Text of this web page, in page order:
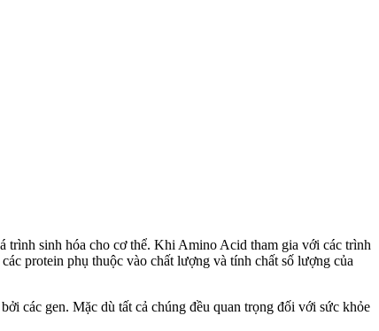
trình sinh hóa cho cơ thể. Khi Amino Acid tham gia với các trình
protein phụ thuộc vào chất lượng và tính chất số lượng của
các gen. Mặc dù tất cả chúng đều quan trọng đối với sức khỏe